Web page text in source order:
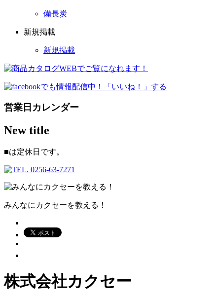
備長炭
新規掲載
新規掲載
営業日カレンダー
New title
■は定休日です。
みんなにカクセーを教える！
株式会社カクセー